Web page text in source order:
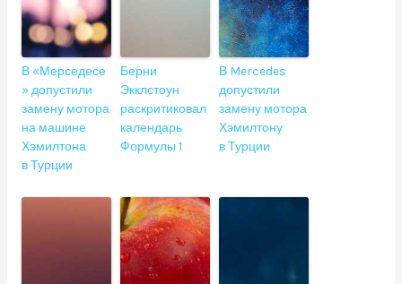
В «Мерседесе
» допустили
замену мотора
на машине
Хэмилтона
в Турции
Берни
Экклстоун
раскритиковал
календарь
Формулы 1
В Mercedes
допустили
замену мотора
Хэмилтону
в Турции